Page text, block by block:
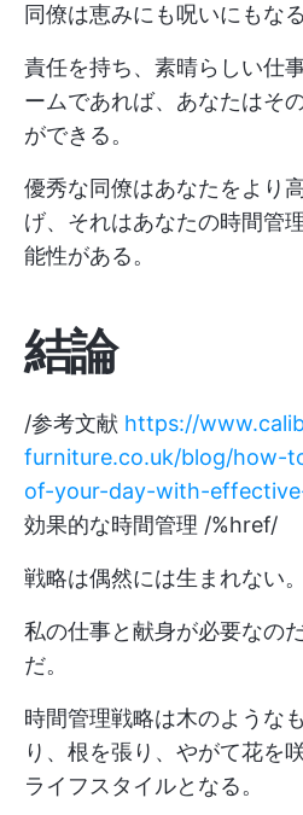
同僚は恵みにも呪いにもなる
責任を持ち、素晴らしい仕
ームであれば、あなたはそ
ができる。
優秀な同僚はあなたをより
げ、それはあなたの時間管
能性がある。
結論
/参考文献 https://
furniture.co.uk/blog/how-
of-your-day-with-
効果的な時間管理 /%href/
戦略は偶然には生まれない。
私の仕事と献身が必要なの
だ。
時間管理戦略は木のような
り、根を張り、やがて花を
ライフスタイルとなる。